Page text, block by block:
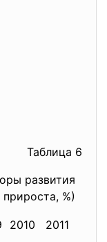
Таблица 6
развития
%)
2010 2011